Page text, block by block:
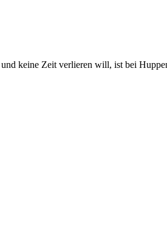
keine Zeit verlieren will, ist bei